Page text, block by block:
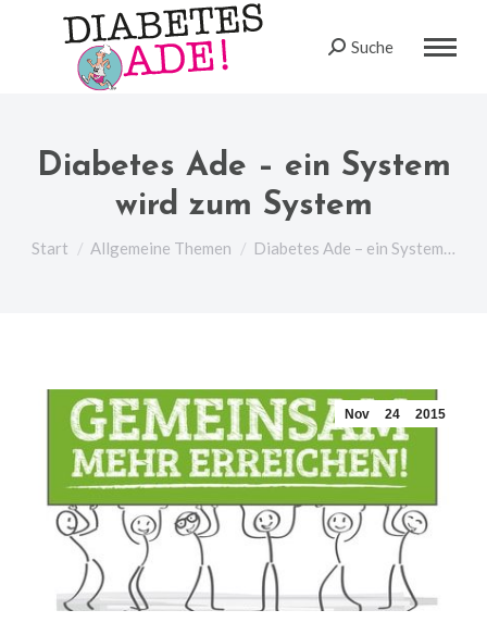
Search:
Suche
Diabetes Ade – ein System
wird zum System
Sie befinden sich hier:
Start Allgemeine Themen Diabetes Ade – ein System…
Nov 24 2015